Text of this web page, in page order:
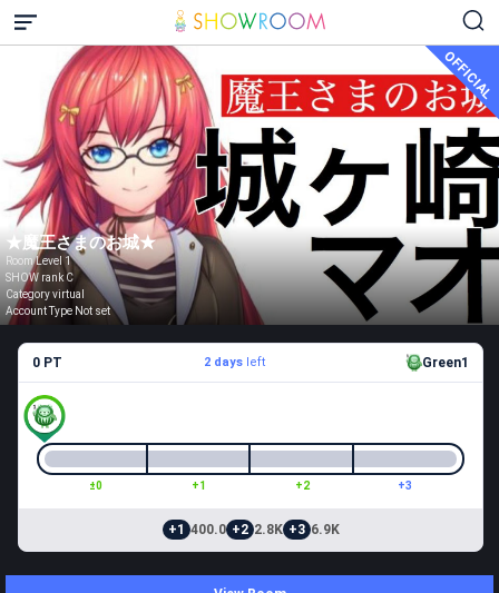
OFFICIAL
★魔王さまのお城★
Room Level 1
SHOW rank C
Category virtual
Account Type Not set
0 PT 2 daysleft Green1
±0 +1 +2 +3
+1 400.0 +2 2.8K +3 6.9K